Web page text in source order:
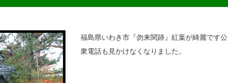
福島県いわき市『勿来関跡』紅葉が綺麗です公
衆電話も見かけなくなりました。